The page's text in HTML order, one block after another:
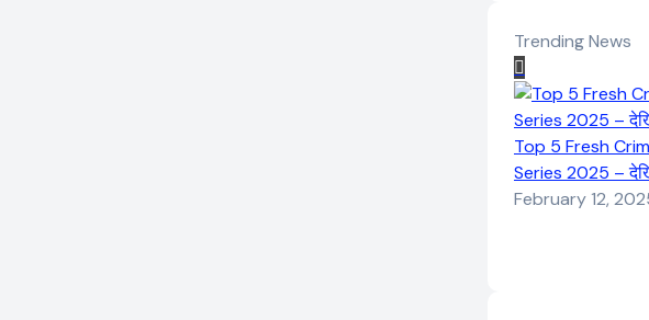
Trending News
Top 5 Fresh
Series 2025 –
February 12,